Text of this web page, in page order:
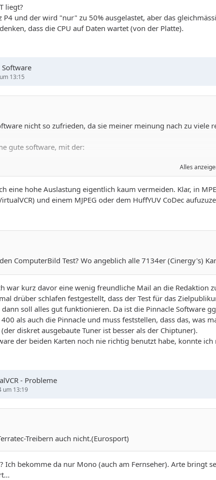
liegt?
und der wird "nur" zu 50% ausgelastet, aber das
dass die CPU auf Daten wartet (von der Platte).
Software
13:15
nicht so zufrieden, da sie meiner meinung nach zu viele
gute software, mit der:
und
hardware fullPAL capturen kann!!!
Alles
eine hohe Auslastung eigentlich kaum vermeiden. Klar, in
und einem MJPEG oder dem HuffYUV CoDec
ComputerBild Test? Wo angeblich alle 7134er (Cinergy's)
war kurz davor eine wenig freundliche Mail an die
drüber schlafen festgestellt, dass der Test für das
soll alles gut funktionieren. Da ist die Pinnacle Software
als auch die Pinnacle und muss feststellen, dass das, was
diskret ausgebaute Tuner ist besser als der Chiptuner).
der beiden Karten noch nie richtig benutzt habe, konnte
- Probleme
um 13:19
Treibern auch nicht.(Eurosport)
Ich bekomme da nur Mono (auch am Fernseher). Arte bringt